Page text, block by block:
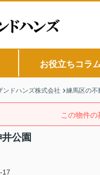
お役立ちコラ
ンドハンズ株式会社 練馬区の不
この物件の
公園
17